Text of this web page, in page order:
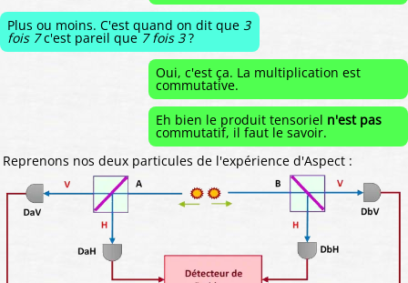
Plus ou moins. C'est quand on dit que 3
fois 7c'est pareil que7 fois 3?
Oui, c'est ça. La multiplication est
commutative.
Eh bien le produit tensoriel n'est pas
commutatif, il faut le savoir.
Reprenons nos deux particules de l'expérience d'Aspect :